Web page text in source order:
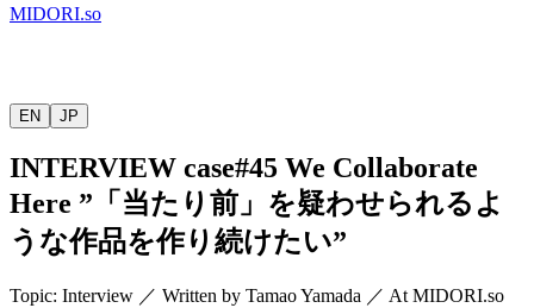
MIDORI.so
EN JP
INTERVIEW case#45 We Collaborate
Here ” 「当たり前」を疑わせられるよ
うな作品を作り続けたい”
Topic: Interview ／ Written by Tamao Yamada ／ At MIDORI.so